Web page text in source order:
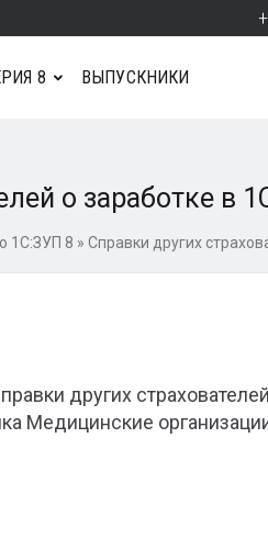
8 ВЫПУСКНИКИ
о заработке в
1С:ЗУП 8 » Справки других
других
Медицинские